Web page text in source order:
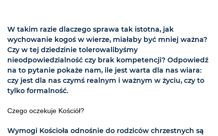
W takim razie dlaczego sprawa tak istotna, jak
wychowanie kogoś w wierze, miałaby być mniej ważna?
Czy w tej dziedzinie tolerowalibyśmy
nieodpowiedzialność czy brak kompetencji? Odpowiedź
na to pytanie pokaże nam, ile jest warta dla nas wiara:
czy jest dla nas czymś realnym i ważnym w życiu, czy to
tylko formalność.
Czego oczekuje Kościół?
Wymogi Kościoła odnośnie do rodziców chrzestnych są